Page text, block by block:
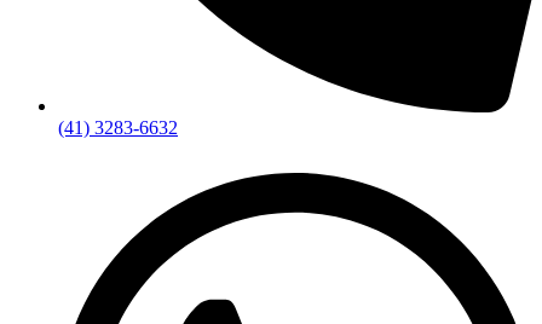
(41) 3283-6632